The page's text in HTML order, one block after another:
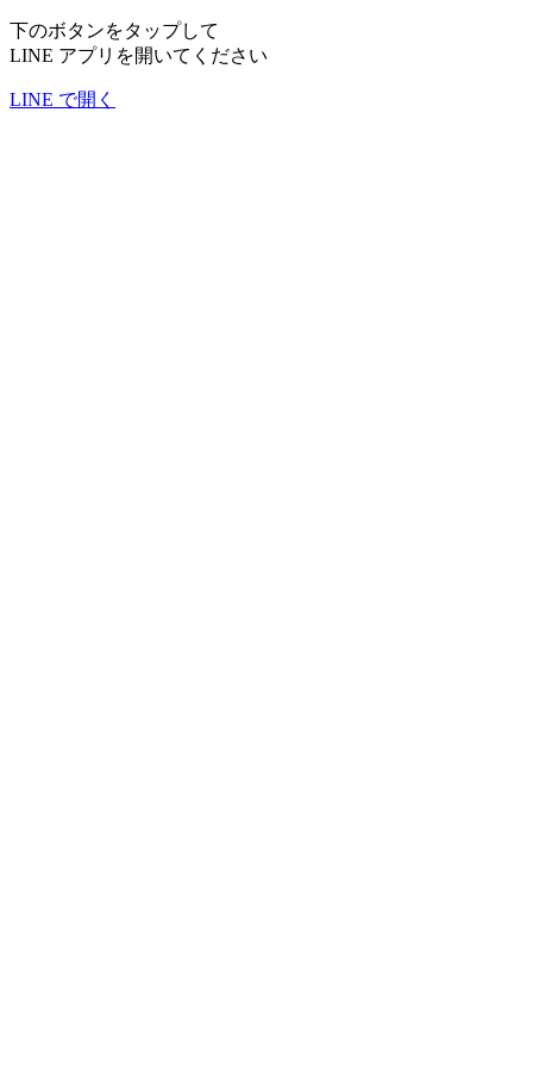
下のボタンをタップして
LINE アプリを開いてください
LINE で開く